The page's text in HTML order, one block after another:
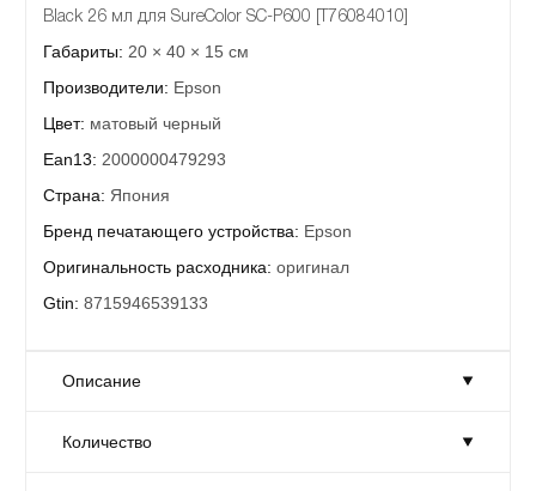
Black 26 мл для SureColor SC-P600 [T76084010]
Габариты: 20 × 40 × 15 см
Производители: Epson
Цвет: матовый черный
Ean13: 2000000479293
Страна: Япония
Бренд печатающего устройства: Epson
Оригинальность расходника: оригинал
Gtin: 8715946539133
Описание
Картридж оригинальный T7608 матовый черный Matte
Количество